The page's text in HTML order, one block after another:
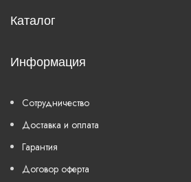
Каталог
Информация
Сотрудничество
Доставка и оплата
Гарантия
Договор оферта